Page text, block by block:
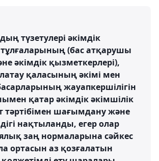
түзетулері әкімдік
(бас атқарушы
әкімдік қызметкерлері),
қаласының әкімі мен
жауапкершілігін
қатар әкімдік әкімшілік
тәртібімен шағымдану және
нақтыланды, егер олар
заң нормаларына сәйкес
ортасын аз қозғалатын